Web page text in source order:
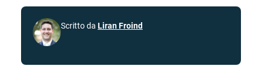
Scritto da Liran Froind